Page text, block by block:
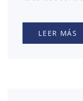
LEER MÁS